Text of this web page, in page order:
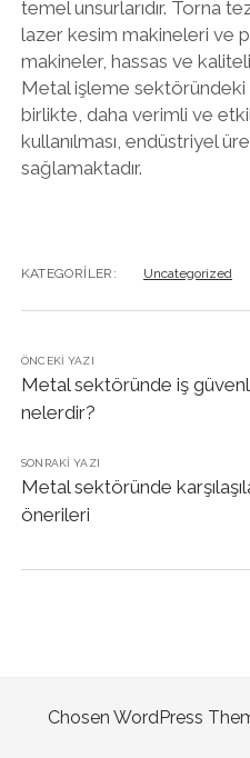
temel unsurlarıdır. Torna
lazer kesim makineleri ve
makineler, hassas ve
Metal işleme
birlikte, daha verimli ve
kullanılması, endüstriyel
sağlamaktadır.
KATEGORILER: Uncategorized
ÖNCEKI YAZI
Metal sektöründe iş
nelerdir?
SONRAKI YAZI
Metal sektöründe
önerileri
Chosen WordPress